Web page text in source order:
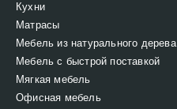
Кухни
Матрасы
Мебель из натурального дерева
Мебель с быстрой поставкой
Мягкая мебель
Офисная мебель